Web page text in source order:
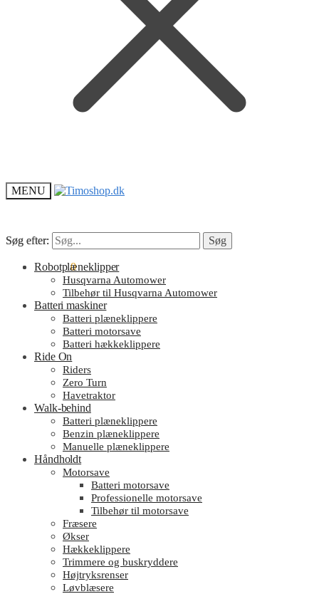
MENU
Søg efter: Søg
kr.0.00 0
Søg efter: Søg
Robotplæneklipper
Husqvarna Automower
Tilbehør til Husqvarna Automower
Batteri maskiner
Batteri plæneklippere
Batteri motorsave
Batteri hækkeklippere
Ride On
Riders
Zero Turn
Havetraktor
Walk-behind
Batteri plæneklippere
Benzin plæneklippere
Manuelle plæneklippere
Håndholdt
Motorsave
Batteri motorsave
Professionelle motorsave
Tilbehør til motorsave
Fræsere
Økser
Hækkeklippere
Trimmere og buskryddere
Højtryksrenser
Løvblæsere